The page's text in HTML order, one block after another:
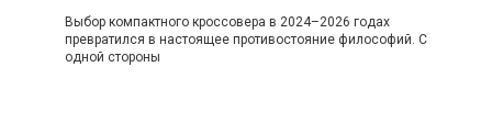
Выбор компактного кроссовера в 2024–2026 годах
превратился в настоящее противостояние философий. С
одной стороны